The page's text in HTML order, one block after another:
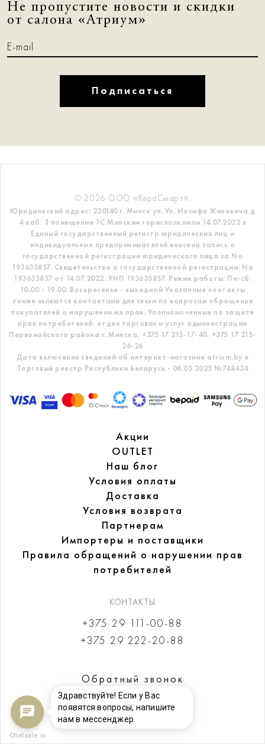
Не пропустите новости и скидки
от салона «Атриум»
Подписаться
© 2026 ООО «КераСмарт».
Юридический адрес: 220140 г. Минск ул. Ул. Иосифа Жиновича д
4 каб. 3 помещение ТС Минским горисполкомом 14.07.2022 в
Единый государственный регистр юридических лиц и
индивидуальных предпринимателей внесена запись о
государственной регистрации юридического лица за No
193635857. Свидетельство о государственной регистрации: No
193635857 от 14.07.2022. УНП 193635857. Режим работы: Пн-сб.
10.00 - 19.00. Воскресенье - выходной Указанные контакты
также являются контактами для связи по вопросам обращения
покупателей о нарушении их прав. Уполномоченные по защите
прав потребителей: отдел торговли и услуг администрации
Первомайского района г. Минска, +375 17 215-17-40, +375 17 215-
26-26
Дата включения сведений об интернет-магазине atrium.by в
Торговый реестр Республики Беларусь - 06.05.2025 №748434
Акции
OUTLET
Наш блог
Условия оплаты
Доставка
Условия возврата
Партнерам
Импортеры и поставщики
Правила обращений о нарушении прав
потребителей
КОНТАКТЫ
+375 29 111-00-88
+375 29 222-20-88
Обратный звонок
Здравствуйте! Если у Вас
появятся вопросы, напишите
нам в мессенджер.
Chatsale.io